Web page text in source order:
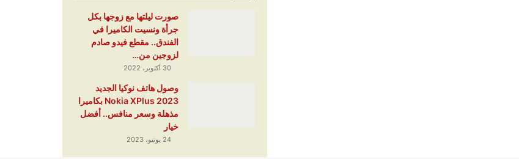
صورت ليلتها مع زوجها بكل
جرأة ونسيت الكاميرا في
الفندق.. مقطع فيدو صادم
لزوجين من…
30 أكتوبر، 2022
وصول هاتف نوكيا الجديد
Nokia XPlus 2023 بكاميرا
مذهلة وسعر منافس.. أفضل
خيار
24 يونيو، 2023